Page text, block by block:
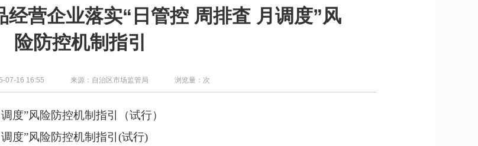
经营企业落实“日管控 周排査 月调度”风
险防控机制指引
07-16 16:55 来源：自治区市场监管局 浏览量： 次
度”风险防控机制指引（试行）
度”风险防控机制指引(试行)